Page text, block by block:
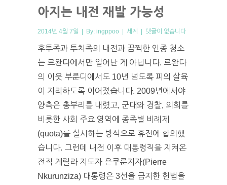
아지는 내전 재발 가능성
2014년 4월 7일 | By: ingppoo | 세계 | 댓글이 없습니다
후투족과 투치족의 내전과 끔찍한 인종 청소
는 르완다에서만 일어난 게 아닙니다. 르완다
의 이웃 부룬디에서도 10년 넘도록 피의 살육
이 지리하도록 이어졌습니다. 2009년에서야
양측은 총부리를 내렸고, 군대와 경찰, 의회를
비롯한 사회 주요 영역에 종족별 비례제
(quota)를 실시하는 방식으로 휴전에 합의했
습니다. 그런데 내전 이후 대통령직을 지켜온
전직 게릴라 지도자 은쿠룬지자(Pierre
Nkurunziza) 대통령은 3선을 금지한 헌법을